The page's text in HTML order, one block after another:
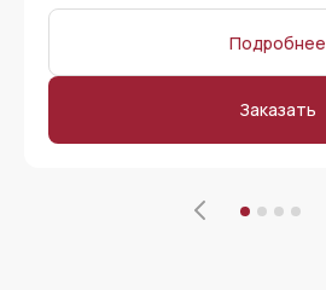
Заказать
Подробнее